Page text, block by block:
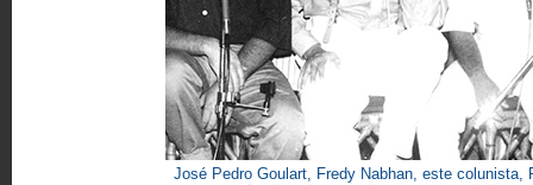
José Pedro Goulart, Fredy Nabhan, este colunista,